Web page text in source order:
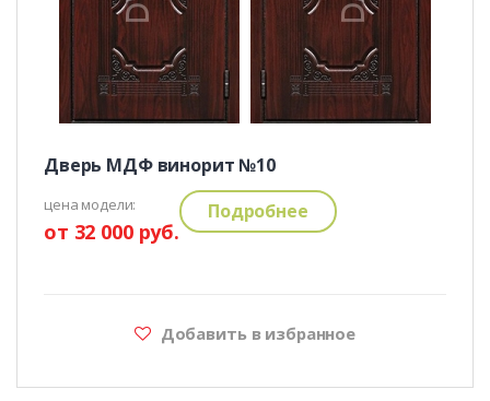
Дверь МДФ винорит №10
цена модели:
от 32 000 руб.
Подробнее
Добавить в избранное